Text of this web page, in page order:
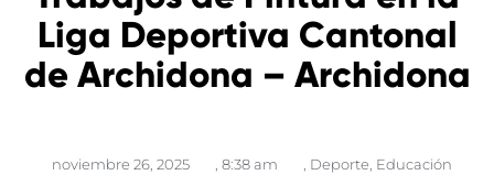
Liga Deportiva Cantonal
de Archidona – Archidona
noviembre 26, 2025 , 8:38 am , Deporte, Educación